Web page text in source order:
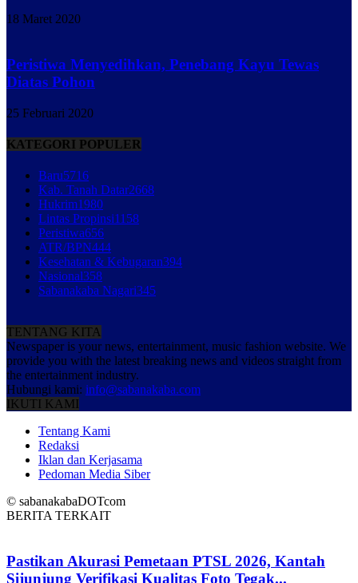
18 Maret 2020
Peristiwa Menyedihkan, Penebang Kayu Tewas
Diatas Pohon
25 Februari 2020
KATEGORI POPULER
Baru5716
Kab. Tanah Datar2668
Hukrim1980
Lintas Propinsi1158
Peristiwa656
ATR/BPN444
Kesehatan & Kebugaran394
Nasional358
Sabanakaba Nagari345
TENTANG KITA
Newspaper is your news, entertainment, music fashion website. We
provide you with the latest breaking news and videos straight from
the entertainment industry.
Hubungi kami: info@sabanakaba.com
IKUTI KAMI
Tentang Kami
Redaksi
Iklan dan Kerjasama
Pedoman Media Siber
© sabanakabaDOTcom
BERITA TERKAIT
Pastikan Akurasi Pemetaan PTSL 2026, Kantah
Sijunjung Verifikasi Kualitas Foto Tegak...